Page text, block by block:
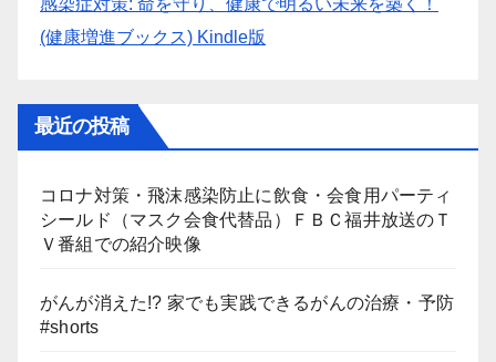
(健康増進ブックス) Kindle版
最近の投稿
コロナ対策・飛沫感染防止に飲食・会食用パーティ
シールド（マスク会食代替品）ＦＢＣ福井放送のＴ
Ｖ番組での紹介映像
がんが消えた!? 家でも実践できるがんの治療・予防
#shorts